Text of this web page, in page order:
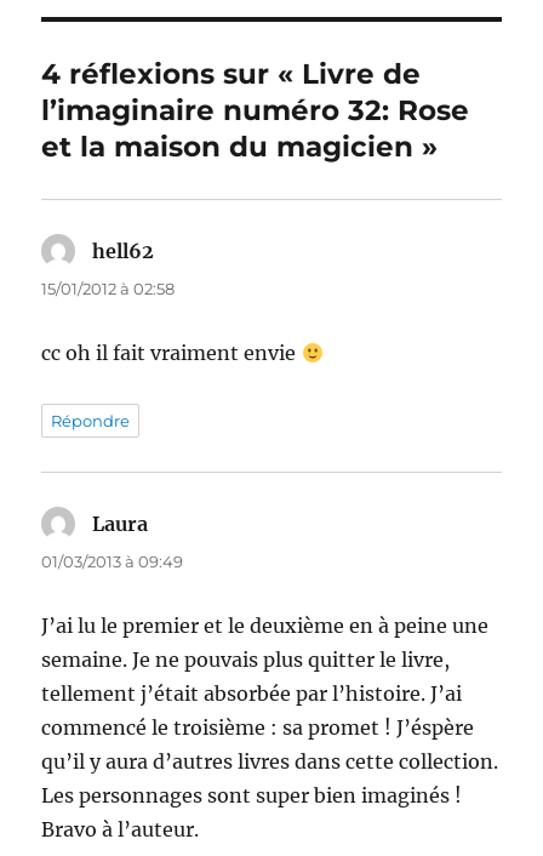
4 réflexions sur « Livre de
l’imaginaire numéro 32: Rose
et la maison du magicien »
hell62
15/01/2012 à 02:58
cc oh il fait vraiment envie
Répondre
Laura
01/03/2013 à 09:49
J’ai lu le premier et le deuxième en à peine une
semaine. Je ne pouvais plus quitter le livre,
tellement j’était absorbée par l’histoire. J’ai
commencé le troisième : sa promet ! J’éspère
qu’il y aura d’autres livres dans cette collection.
Les personnages sont super bien imaginés !
Bravo à l’auteur.